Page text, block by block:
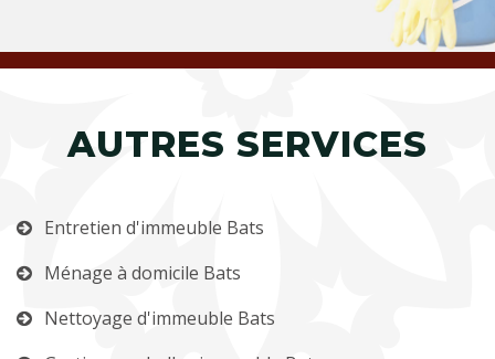
AUTRES SERVICES
Entretien d'immeuble Bats
Ménage à domicile Bats
Nettoyage d'immeuble Bats